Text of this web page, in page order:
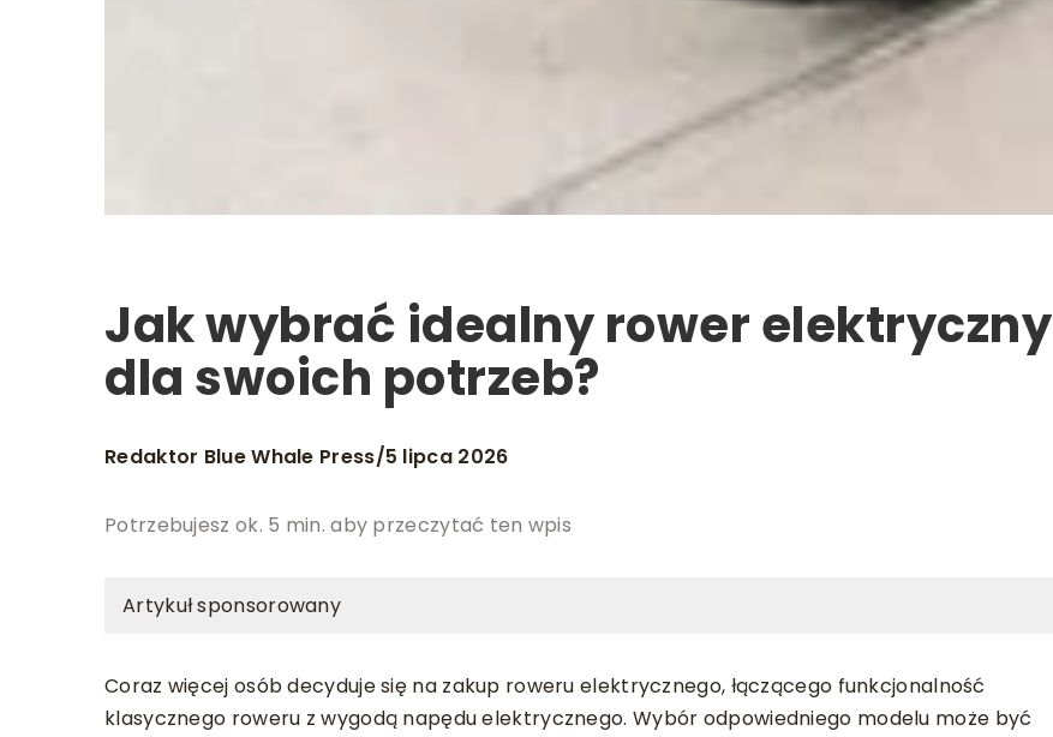
Jak wybrać idealny rower elektryczny
dla swoich potrzeb?
Redaktor Blue Whale Press/5 lipca 2026
Potrzebujesz ok. 5 min. aby przeczytać ten wpis
Artykuł sponsorowany
Coraz więcej osób decyduje się na zakup roweru elektrycznego, łączącego funkcjonalność
klasycznego roweru z wygodą napędu elektrycznego. Wybór odpowiedniego modelu może być